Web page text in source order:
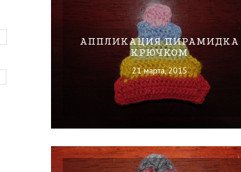
АППЛИКАЦИЯ ПИРАМИДКА
КРЮЧКОМ
21 марта, 2015